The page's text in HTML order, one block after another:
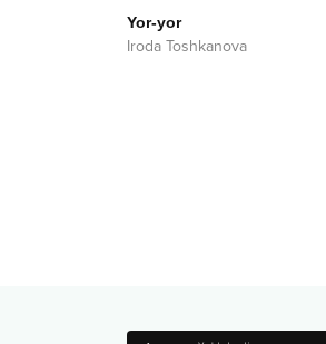
Yor-yor
Iroda Toshkanova